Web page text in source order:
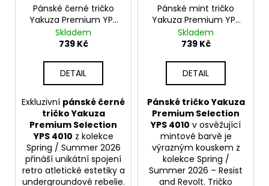
Pánské černé tričko
Yakuza Premium YPS
4010 – No Face No
Case
Skladem
739 Kč
DETAIL
Exkluzivní pánské černé
tričko Yakuza
Premium Selection
YPS 4010 z kolekce
Spring / Summer 2026
přináší unikátní spojení
retro atletické estetiky a
undergroundové rebelie.
Pánské mint tričko
Yakuza Premium YPS
4010 – No Face No
Case
Skladem
739 Kč
DETAIL
Pánské tričko Yakuza
Premium Selection
YPS 4010 v osvěžující
mintové barvě je
výrazným kouskem z
kolekce Spring /
Summer 2026 – Resist
and Revolt. Tričko